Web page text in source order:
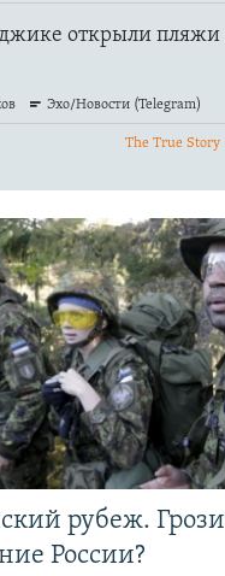
рубеж.
России?